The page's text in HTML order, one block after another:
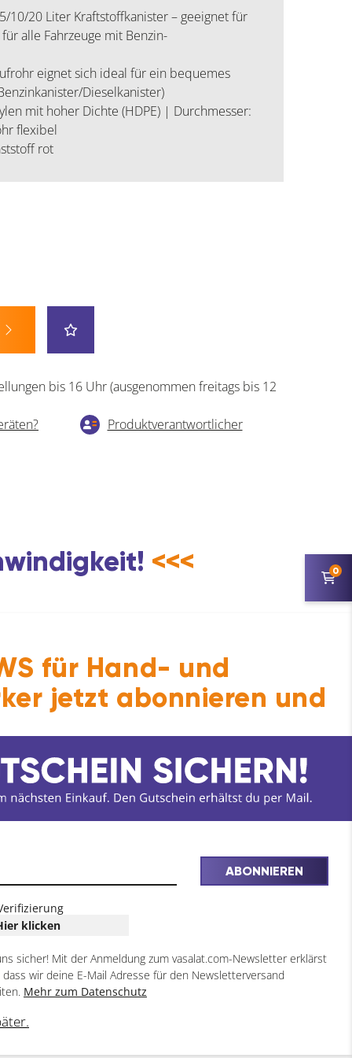
10/20 Liter Kraftstoffkanister – geeignet für
alle Fahrzeuge mit Benzin-
eignet sich ideal für ein bequemes
Dieselkanister)
mit hoher Dichte (HDPE) | Durchmesser:
flexibel
rot
bis 16 Uhr (ausgenommen freitags bis 12
Produktverantwortlicher
<<<
Benzin-Fehlbetankungsschutz (nicht
0
für Hand- und
jetzt abonnieren und
ABONNIEREN
klicken
sicher! Mit der Anmeldung zum vasalat.com-Newsletter erklärst
wir deine E-Mail Adresse für den Newsletterversand
Mehr zum Datenschutz